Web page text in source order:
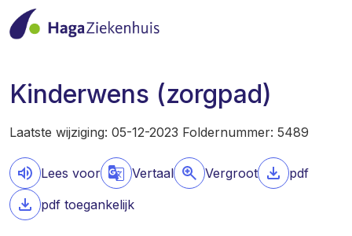
Kinderwens (zorgpad)
Laatste wijziging: 05-12-2023 Foldernummer: 5489
Lees voor Vertaal Vergroot
pdf
pdf toegankelijk